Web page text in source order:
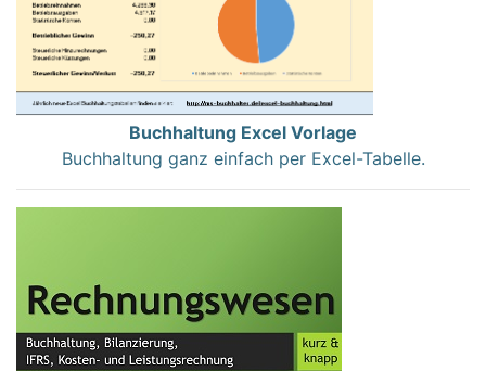
Buchhaltung Excel Vorlage
Buchhaltung ganz einfach per Excel-Tabelle.